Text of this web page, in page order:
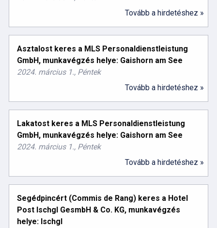
Tovább a hirdetéshez »
Asztalost keres a MLS Personaldienstleistung
GmbH, munkavégzés helye: Gaishorn am See
2024. március 1., Péntek
Tovább a hirdetéshez »
Lakatost keres a MLS Personaldienstleistung
GmbH, munkavégzés helye: Gaishorn am See
2024. március 1., Péntek
Tovább a hirdetéshez »
Segédpincért (Commis de Rang) keres a Hotel
Post Ischgl GesmbH & Co. KG, munkavégzés
helye: Ischgl